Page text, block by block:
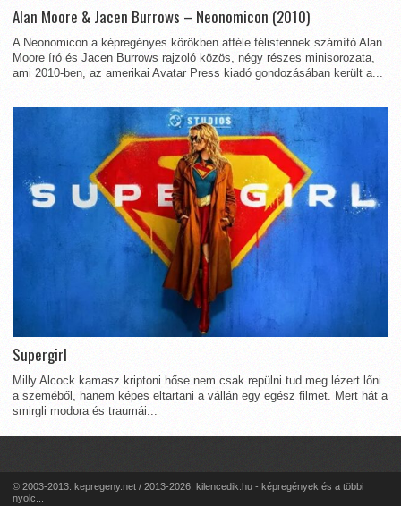
Alan Moore & Jacen Burrows – Neonomicon (2010)
A Neonomicon a képregényes körökben afféle félistennek számító Alan
Moore író és Jacen Burrows rajzoló közös, négy részes minisorozata,
ami 2010-ben, az amerikai Avatar Press kiadó gondozásában került a...
Supergirl
Milly Alcock kamasz kriptoni hőse nem csak repülni tud meg lézert lőni
a szeméből, hanem képes eltartani a vállán egy egész filmet. Mert hát a
smirgli modora és traumái...
© 2003-2013. kepregeny.net / 2013-2026. kilencedik.hu - képregények és a többi
nyolc...